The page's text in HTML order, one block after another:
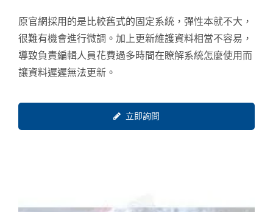
原官網採用的是比較舊式的固定系統，彈性本就不大，
很難有機會進行微調。加上更新維護資料相當不容易，
導致負責編輯人員花費過多時間在瞭解系統怎麼使用而
讓資料遲遲無法更新。
立即詢問